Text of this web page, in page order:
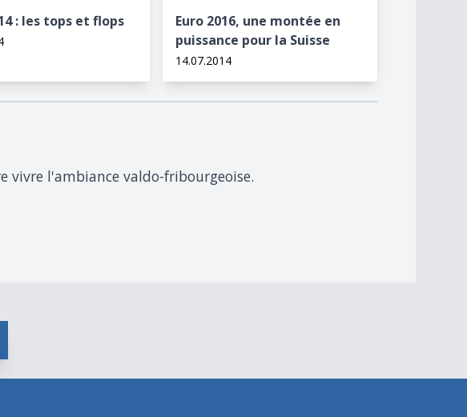
: les tops et flops
Euro 2016, une montée en
puissance pour la Suisse
14.07.2014
vivre l'ambiance valdo-fribourgeoise.